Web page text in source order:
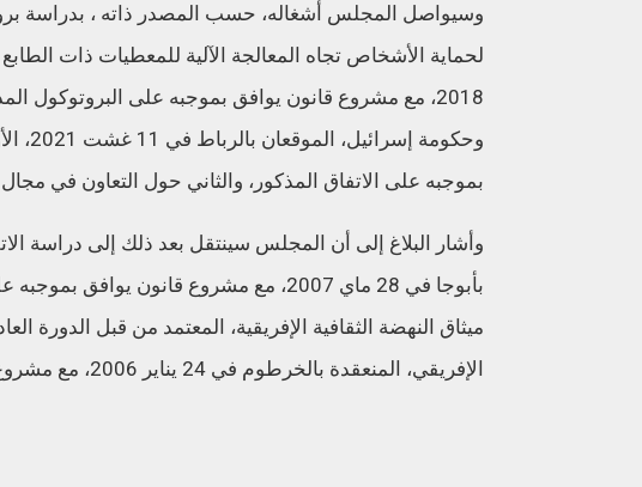
2018، مع مشروع قانون يوافق بموجبه على البروتوكول
بموجبه على الاتفاق المذكور، والثاني حول التعاون في مجال
وأشار البلاغ إلى أن المجلس سينتقل بعد ذلك إلى دراسة
بأبوجا في 28 ماي 2007، مع مشروع قانون
ميثاق النهضة الثقافية الإفريقية، المعتمد من قبل الدورة
الإفريقي، المنعقدة بالخرطوم في 24 يناير 2006، مع مشروع قانون يوافق بموجبه على الميثاق المذكور.